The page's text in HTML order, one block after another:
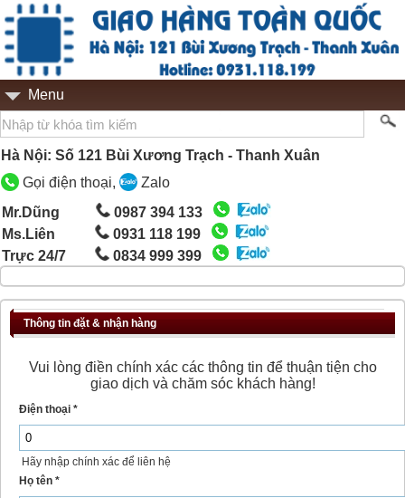
Menu
Hà Nội: Số 121 Bùi Xương Trạch - Thanh Xuân
Gọi điện thoại,
Zalo
Mr.Dũng
0987 394 133
Ms.Liên
0931 118 199
Trực 24/7
0834 999 399
Thông tin đặt & nhận hàng
Vui lòng điền chính xác các thông tin để thuận tiện cho
giao dịch và chăm sóc khách hàng!
Điện thoại *
Hãy nhập chính xác để liên hệ
Họ tên *